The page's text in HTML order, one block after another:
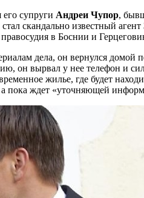
супруги Андреи Чупор,
скандально известный агент
в Боснии и
дела, он вернулся
он вырвал у нее телефон и
жилье, где будет
а пока ждет «уточняющей